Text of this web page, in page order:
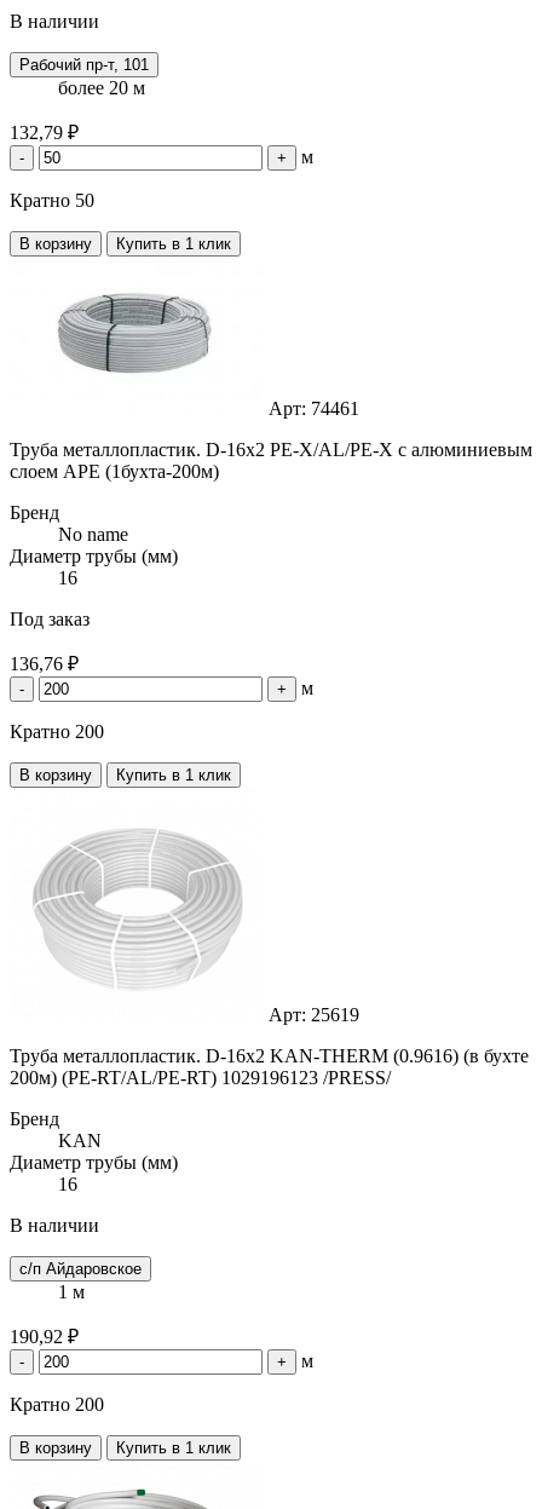
В наличии
Рабочий пр-т, 101
более 20 м
132,79 ₽
- + м
Кратно 50
В корзину Купить в 1 клик
Арт: 74461
Труба металлопластик. D-16x2 PE-X/AL/PE-X с алюминиевым
слоем APE (1бухта-200м)
Бренд
No name
Диаметр трубы (мм)
16
Под заказ
136,76 ₽
- + м
Кратно 200
В корзину Купить в 1 клик
Арт: 25619
Труба металлопластик. D-16х2 KAN-THERM (0.9616) (в бухте
200м) (PE-RT/AL/PE-RT) 1029196123 /PRESS/
Бренд
KAN
Диаметр трубы (мм)
16
В наличии
с/п Айдаровское
1 м
190,92 ₽
- + м
Кратно 200
В корзину Купить в 1 клик